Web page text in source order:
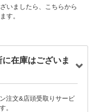
いましたら、こちらから
す。
在庫はございま
注文&店頭受取りサービ
。